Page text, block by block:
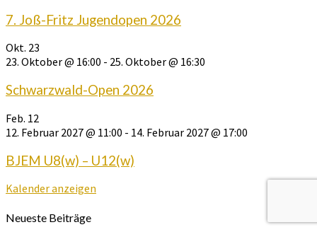
7. Joß-Fritz Jugendopen 2026
Okt. 23
23. Oktober @ 16:00 - 25. Oktober @ 16:30
Schwarzwald-Open 2026
Feb. 12
12. Februar 2027 @ 11:00 - 14. Februar 2027 @ 17:00
BJEM U8(w) – U12(w)
Kalender anzeigen
Neueste Beiträge